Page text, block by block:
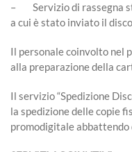
– Servizio di rassegna
a cui è stato inviato il
Il personale coinvolto nel
alla preparazione della
Il servizio “Spedizione
la spedizione delle copie
promodigitale abbattendo